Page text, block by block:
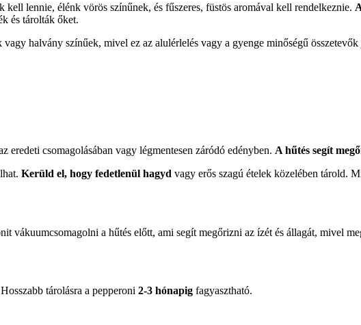
kell lennie, élénk vörös színűnek, és fűszeres, füstös aromával kell rendelkeznie.
és tárolták őket.
halvány színűek, mivel ez az alulérlelés vagy a gyenge minőségű összetevők
csomagolásában vagy légmentesen záródó edényben. A hűtés segít
Kerüld el, hogy fedetlenül hagyd vagy erős szagú ételek közelében tárold.
vákuumcsomagolni a hűtés előtt, ami segít megőrizni az ízét és állagát, mivel
tárolásra a pepperoni 2-3 hónapig fagyasztható.